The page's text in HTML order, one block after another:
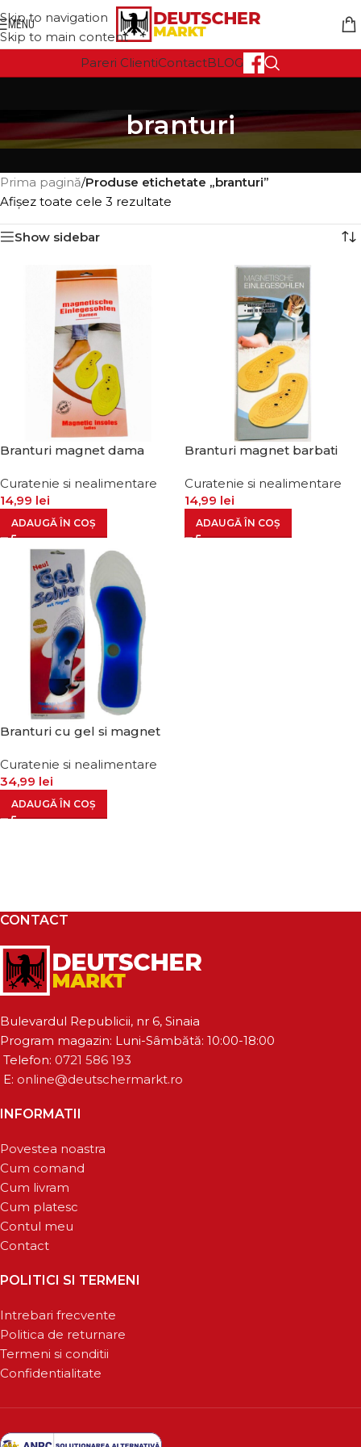
Skip to navigation
Skip to main content
MENU
Pareri ClientiContactBLOG
branturi
Prima pagină/Produse etichetate „branturi”
Afișez toate cele 3 rezultate
Show sidebar
Branturi magnet dama
Curatenie si nealimentare
14,99 lei
ADAUGĂ ÎN COȘ
Branturi magnet barbati
Curatenie si nealimentare
14,99 lei
ADAUGĂ ÎN COȘ
Branturi cu gel si magnet
Curatenie si nealimentare
34,99 lei
ADAUGĂ ÎN COȘ
CONTACT
Bulevardul Republicii, nr 6, Sinaia
Program magazin: Luni-Sâmbătă: 10:00-18:00
Telefon: 0721 586 193
E: online@deutschermarkt.ro
INFORMATII
Povestea noastra
Cum comand
Cum livram
Cum platesc
Contul meu
Contact
POLITICI SI TERMENI
Intrebari frecvente
Politica de returnare
Termeni si conditii
Confidentialitate